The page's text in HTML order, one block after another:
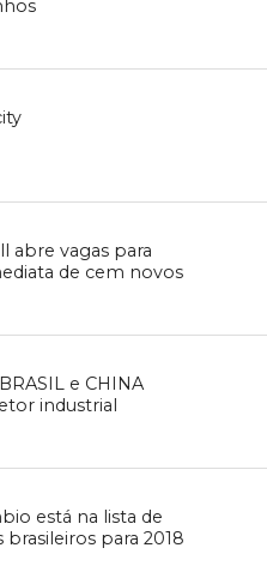
abre vagas para
de cem novos
e CHINA
industrial
está na lista de
para 2018